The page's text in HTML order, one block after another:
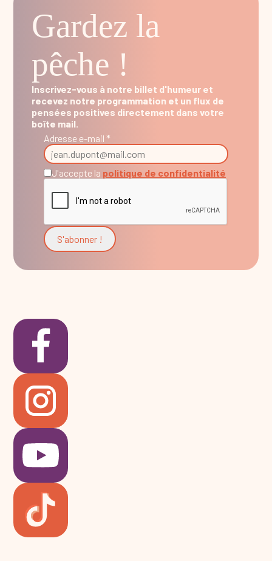
Gardez la
pêche !
Inscrivez-vous à notre billet d'humeur et
recevez notre programmation et un flux de
pensées positives directement dans votre
boîte mail.
Adresse e-mail *
J'accepte la politique de confidentialité